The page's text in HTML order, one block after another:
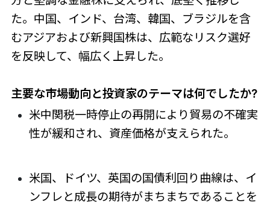
た。中国、インド、台湾、韓国、ブラジルを含
むアジアおよび新興国株は、広範なリスク選好
を反映して、幅広く上昇した。
主要な市場動向と投資家のテーマは何でしたか?
米中関税一時停止の再開により貿易の不確実
性が緩和され、資産価格が支えられた。
米国、ドイツ、英国の国債利回り曲線は、イ
ンフレと成長の期待がまちまちであることを